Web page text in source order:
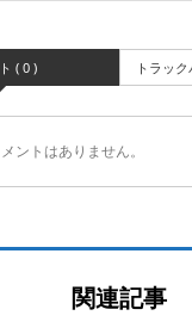
( 0 ) トラッ
ントはありません。
関連記事